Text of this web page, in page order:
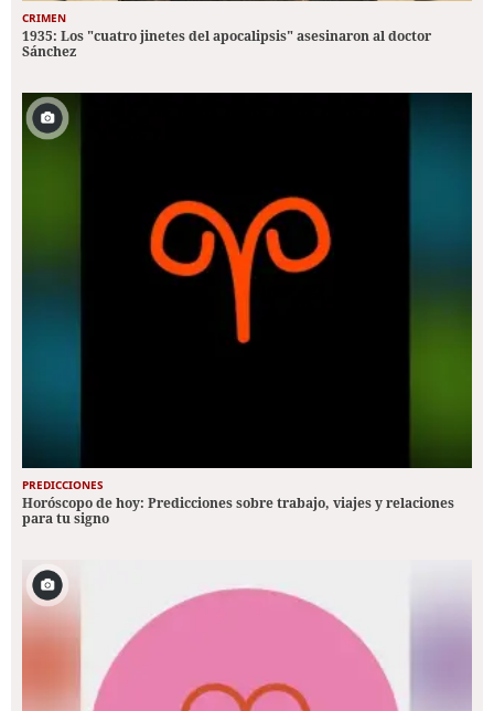
CRIMEN
1935: Los "cuatro jinetes del apocalipsis" asesinaron al doctor
Sánchez
PREDICCIONES
Horóscopo de hoy: Predicciones sobre trabajo, viajes y relaciones
para tu signo